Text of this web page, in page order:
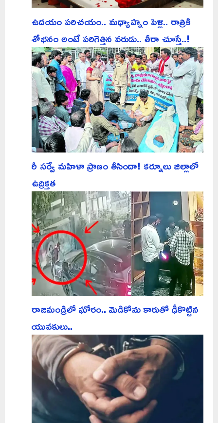
ఉదయం పరిచయం.. మధ్యాహ్నం పెళ్లి.. రాత్రికి
శోభనం అంటే పరిగెత్తిన వరుడు.. తీరా చూస్తే..!
రీ సర్వే మహిళా ప్రాణం తీసిందా! కర్నూలు జిల్లాలో
ఉద్రిక్తత
రాజమండ్రిలో ఘోరం.. మెడికోను కారుతో ఢీకొట్టిన
యువకులు..